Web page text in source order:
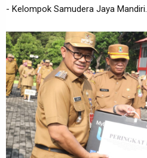
- Kelompok Samudera Jaya Mandiri.